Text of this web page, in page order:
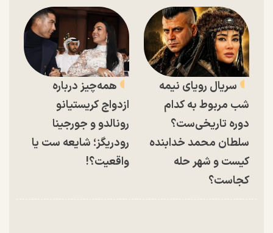
سریال رویای نیمه
شب مربوط به کدام
دوره تاریخی‌ست؟
سلطان محمد خدابنده
کیست و شهر حله
کجاست؟
همه‌چیز درباره
ازدواج کریستیانو
رونالدو و جورجینا
رودریگز؛ شایعه ست یا
واقعیت؟!